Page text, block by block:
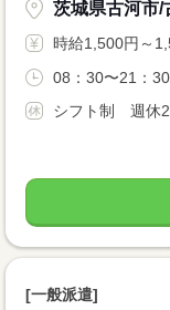
茨城県古河市/
時給1,500円～
08：30〜21：
シフト制 週休2
[一般派遣]